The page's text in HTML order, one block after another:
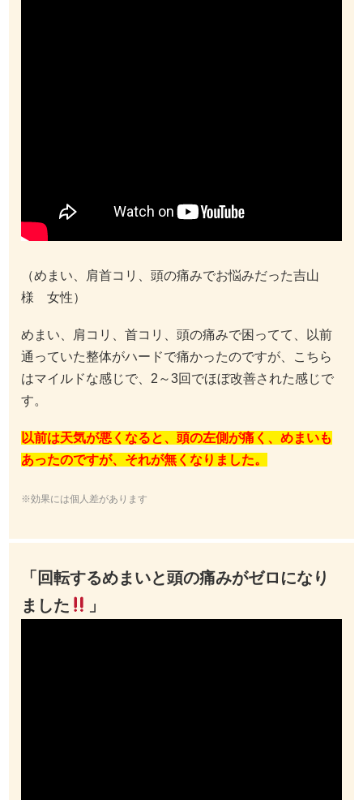
（めまい、肩首コリ、頭の痛みでお悩みだった吉山
様 女性）
めまい、肩コリ、首コリ、頭の痛みで困ってて、以前
通っていた整体がハードで痛かったのですが、こちら
はマイルドな感じで、2～3回でほぼ改善された感じで
す。
以前は天気が悪くなると、頭の左側が痛く、めまいも
あったのですが、それが無くなりました。
※効果には個人差があります
「回転するめまいと頭の痛みがゼロになり
ました
」